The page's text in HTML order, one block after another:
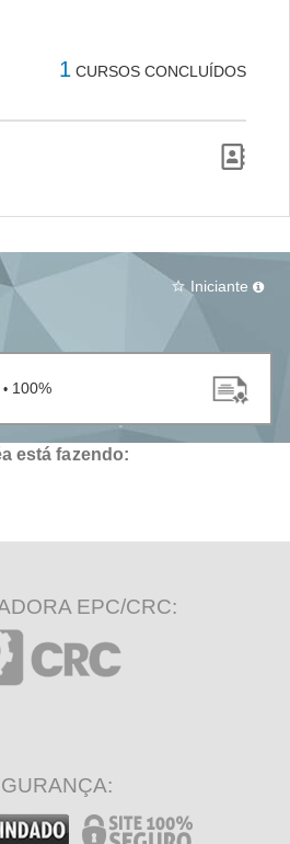
1 CURSOS CONCLUÍDOS
star_border Iniciante
• 100%
está fazendo:
EPC/CRC: